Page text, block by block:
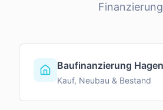
Baufinanzierung Hagen
Kauf, Neubau & Bestand